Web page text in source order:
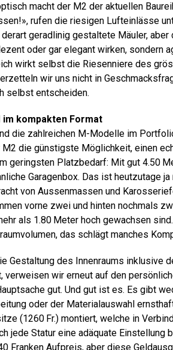
macht der M2 der aktuellen
rufen die riesigen Lufteinlässe
geradlinig gestaltete Mäuler,
oder gar elegant wirken, sondern
wirkt selbst die Riesenniere des
wir uns nicht in
selbst entscheiden.
im kompakten Format
die zahlreichen M-Modelle im
die günstigste Möglichkeit, einen
geringsten Platzbedarf: Mit gut 4.50
Garagenbox. Das ist heutzutage
von Aussenmassen und
vorne zwei und hinten nochmals
als 1.80 Meter hoch gewachsen
das schlägt manches
Gestaltung des Innenraums inklusive
verweisen wir erneut auf den
gut. Und gut ist es. Es gibt
oder der Materialauswahl
(1260 Fr.) montiert, welche in
jede Statur eine adäquate Einstellung
Franken Aufpreis, aber diese